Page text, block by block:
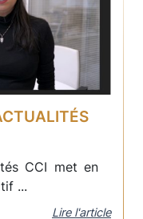
CCI met en
...
Lire l'article